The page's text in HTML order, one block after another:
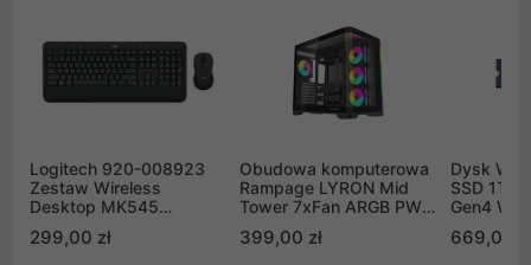
Logitech 920-008923
Zestaw Wireless
Desktop MK545
299,00 zł
Obudowa komputerowa
Rampage LYRON Mid
Tower 7xFan ARGB PWM
399,00 zł
Dysk WD
SSD 1TB
Gen4
669,00